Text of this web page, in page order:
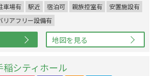
車場有 駅近 宿泊可 親族控室有
安置施設有
リアフリー設備有
地図を見る
稲シティホール